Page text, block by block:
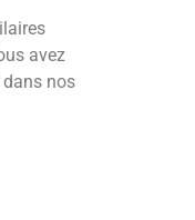
avez
nos